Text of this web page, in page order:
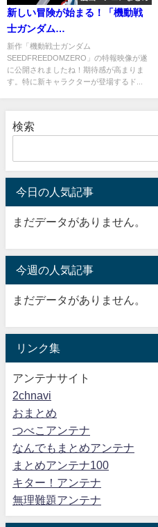
新しい冒険が始まる！「機動戦
士ガンダム
SEEDFREEDOMZERO」特報映
像と小野大輔の新キャラ紹介
新作「機動戦士ガンダム
SEEDFREEDOMZERO」の特報映像が遂
に公開されましたね！期待感が高まりま
す。特に新キャラクターが登場するド...
検索
今日の人気記事
まだデータがありません。
今週の人気記事
まだデータがありません。
リンク集
アンテナサイト
2chnavi
おまとめ
つべこアンテナ
なんでもまとめアンテナ
まとめアンテナ100
キター！アンテナ
無理難題アンテナ